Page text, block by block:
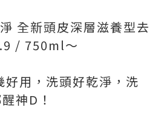
全新頭皮深層滋養型去
/ 750ml～
好用，洗頭好乾淨，洗
神D！